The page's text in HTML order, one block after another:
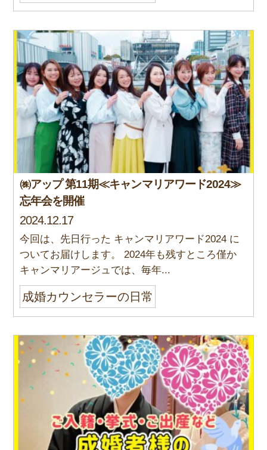
㈱アップ 第11期≪キャンマリアワード2024≫
忘年会を開催
2024.12.17
今回は、先日行った キャンマリアワード2024 に
ついてお届けします。 2024年も残すところ僅か
キャンマリアージュでは、毎年...
成婚カウンセラーの日常